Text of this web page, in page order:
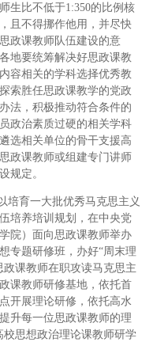
生比不低于1:350的比例核
且不得挪作他用，并尽快
政课教师队伍建设的意
地要统筹解决好思政课教
容相关的学科选择优秀教
索胜任思政课教学的党政
法，积极推动符合条件的
政治素质过硬的相关学科
选相关单位的骨干支援高
政课教师或组建专门讲师
规定。
培育一大批优秀马克思主义
培养培训规划，在中央党
院）面向思政课教师举办
专题研修班，办好“周末理
课教师在职攻读马克思主
课教师研修基地，依托首
开展理论研修，依托高水
升每一位思政课教师的理
思想政治理论课教师研学